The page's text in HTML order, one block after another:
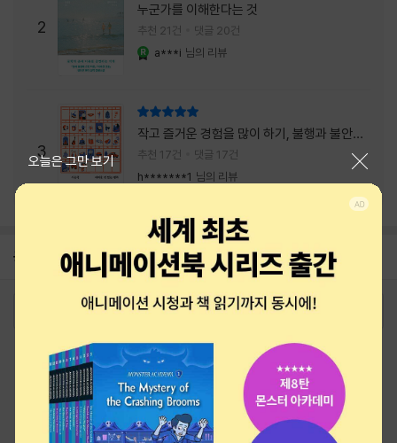
2
누군가를 이해한다는 것
추천 21건 댓글 20건
a***i 님의 리뷰
3
작고 즐거운 경험을 많이 하기, 불행과 불안을
회피하지 말기, 그리고 좋은 사람을 많이 만나
기.
추천 17건
댓글 17건
h*******1 님의 리뷰
공지 26년 NBCI 수상 안내
2026-08-01
오늘은 그만 보기
로그인 최근 본 상품 주문/배송
고객센터 1544-3800 티켓 1544-6399
중고샵 1566-4295
eBook 1:1문의/채팅상담
예스이십사(주) 사업자 정보
이용약관
개인정보처리방침
청소년보호정책
PC버전
회사소개 거래처관계자께